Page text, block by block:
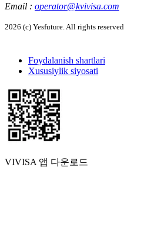
Email : operator@kvivisa.com
2026 (c) Yesfuture. All rights reserved
Foydalanish shartlari
Xususiylik siyosati
VIVISA 앱 다운로드